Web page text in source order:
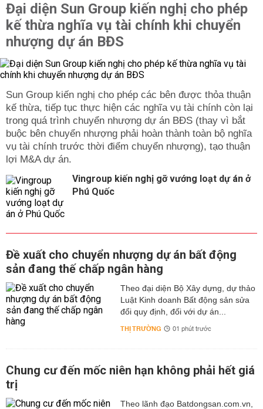
Đại diện Sun Group kiến nghị cho phép
kế thừa nghĩa vụ tài chính khi chuyển
nhượng dự án BĐS
Sun Group kiến nghị cho phép các bên được thỏa thuận
kế thừa, tiếp tục thực hiện các nghĩa vụ tài chính còn lại
trong quá trình chuyển nhượng dự án BĐS (thay vì bắt
buộc bên chuyển nhượng phải hoàn thành toàn bộ nghĩa
vụ tài chính trước thời điểm chuyển nhượng), tạo thuận
lợi M&A dự án.
Vingroup kiến nghị gỡ vướng loạt dự án ở
Phú Quốc
Đề xuất cho chuyển nhượng dự án bất động
sản đang thế chấp ngân hàng
Theo đại diện Bộ Xây dựng, dự thảo
Luật Kinh doanh Bất động sản sửa
đổi quy định, đối với dự án...
THỊ TRƯỜNG 01 phút trước
Chung cư đến mốc niên hạn không phải hết giá
trị
Theo lãnh đạo Batdongsan.com.vn,